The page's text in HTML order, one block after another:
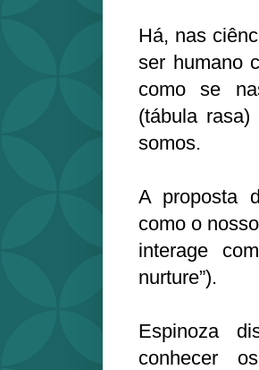
Há, nas
ser humano
como se
(tábula
somos.
A proposta
como o
interage
nurture”).
Espinoza
conhecer